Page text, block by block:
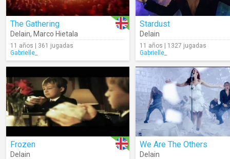
The Gathering
Delain, Marco Hietala
11 años | 361 jugadas
Gabrielle_
Stardust
Delain
11 años | 1327 jugadas
Gabrielle_
Frozen
Delain
We Are The Others
Delain